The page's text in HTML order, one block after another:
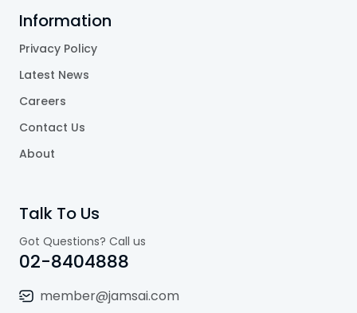
Information
Privacy Policy
Latest News
Careers
Contact Us
About
Talk To Us
Got Questions? Call us
02-8404888
member@jamsai.com